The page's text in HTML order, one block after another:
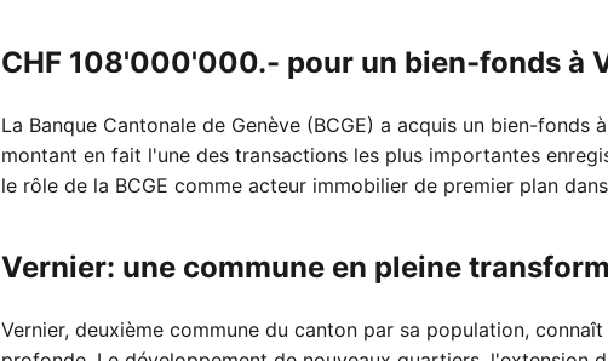
CHF 108'000'000.- pour un bien-fonds à
La Banque Cantonale de Genève (BCGE) a acquis un bien-fonds
montant en fait l'une des transactions les plus importantes
le rôle de la BCGE comme acteur immobilier de premier plan
Vernier: une commune en pleine
Vernier, deuxième commune du canton par sa population,